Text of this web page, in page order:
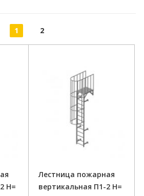
1 2
H=
Лестница пожарная
вертикальная П1-2 H=